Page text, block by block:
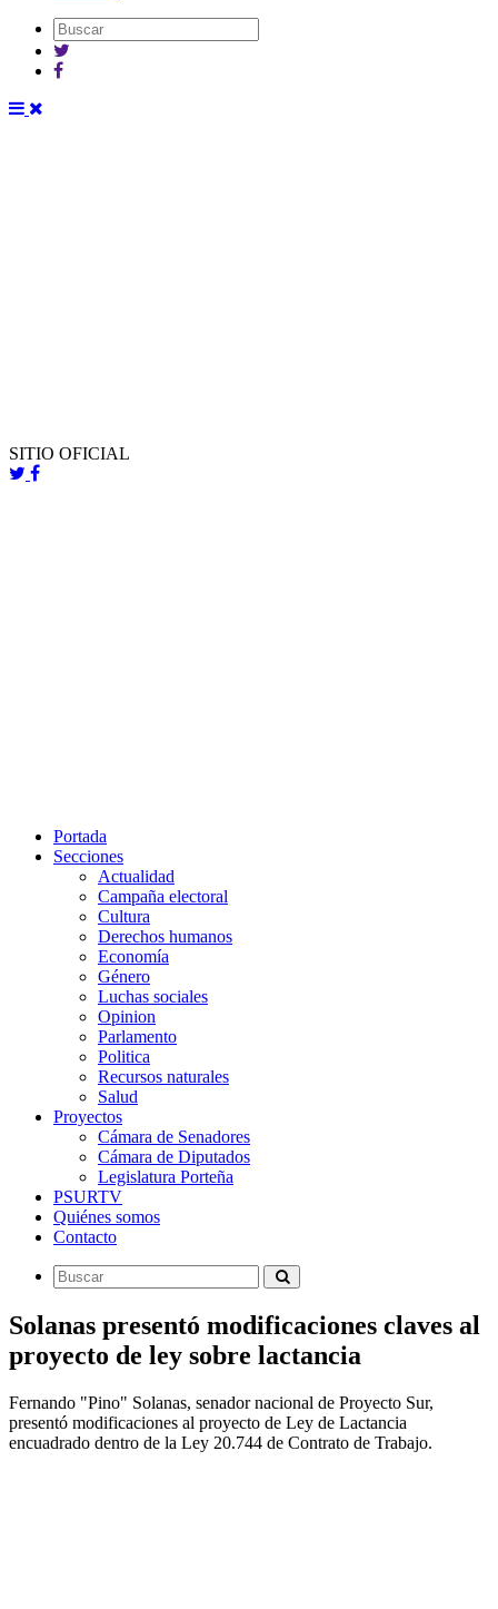
SITIO OFICIAL
Portada
Secciones
Actualidad
Campaña electoral
Cultura
Derechos humanos
Economía
Género
Luchas sociales
Opinion
Parlamento
Politica
Recursos naturales
Salud
Proyectos
Cámara de Senadores
Cámara de Diputados
Legislatura Porteña
PSURTV
Quiénes somos
Contacto
Solanas presentó modificaciones claves al
proyecto de ley sobre lactancia
Fernando "Pino" Solanas, senador nacional de Proyecto Sur,
presentó modificaciones al proyecto de Ley de Lactancia
encuadrado dentro de la Ley 20.744 de Contrato de Trabajo.